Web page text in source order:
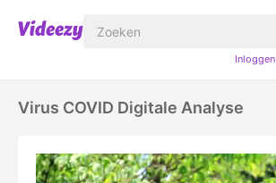
Inloggen
Virus COVID Digitale Analyse